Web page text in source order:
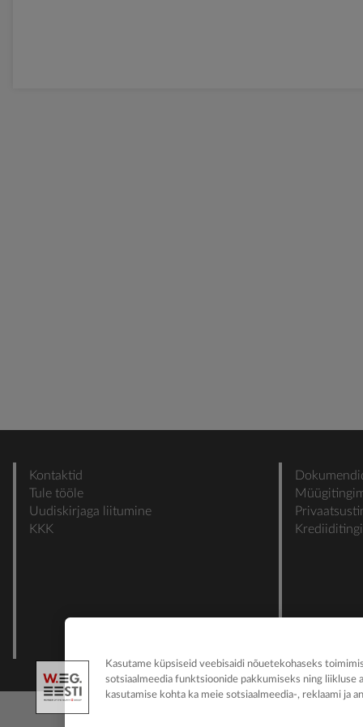
Kontaktid
Tule tööle
Uudiskirjaga liitumine
KKK
Kasutame küpsiseid veebisaidi nõuetekohaseks
sotsiaalmeedia funktsioonide pakkumiseks ning liikluse
kasutamise kohta ka meie sotsiaalmeedia-, reklaami ja